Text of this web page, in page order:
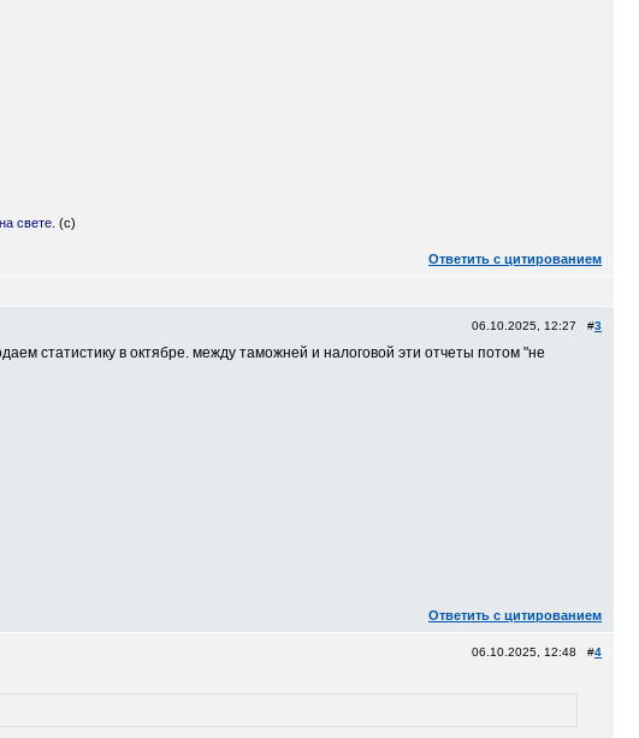
свете. (с)
Ответить с цитированием
06.10.2025, 12:27 #3
статистику в октябре. между таможней и налоговой эти отчеты потом "не
Ответить с цитированием
06.10.2025, 12:48 #4